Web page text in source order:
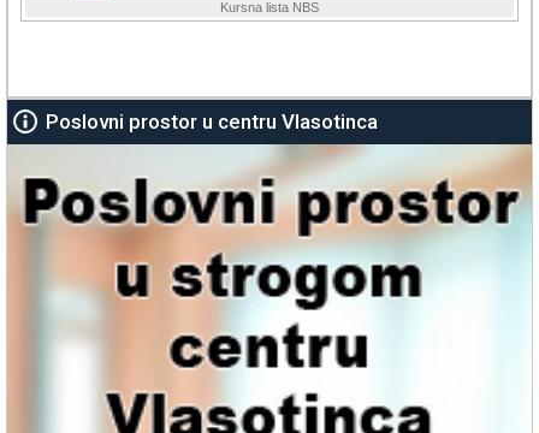
Poslovni prostor u centru Vlasotinca